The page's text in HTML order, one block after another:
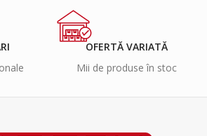
OFERTĂ VARIATĂ
Mii de produse în stoc